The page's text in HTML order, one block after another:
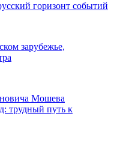
горизонт событий
зарубежье,
Мошева
трудный путь к